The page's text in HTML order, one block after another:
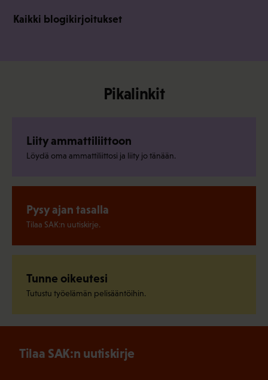
Kaikki blogikirjoitukset
Pikalinkit
Liity ammattiliittoon
Löydä oma ammattiliittosi ja liity jo tänään.
Pysy ajan tasalla
Tilaa SAK:n uutiskirje.
Tunne oikeutesi
Tutustu työelämän pelisääntöihin.
Tilaa SAK:n uutiskirje